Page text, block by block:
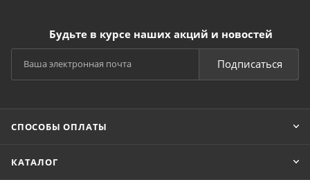
Будьте в курсе наших акций и новостей
Подписаться
СПОСОБЫ ОПЛАТЫ
КАТАЛОГ